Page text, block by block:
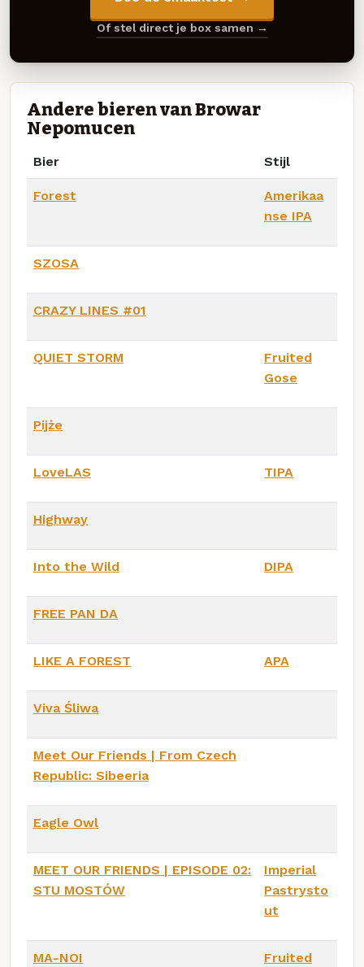
Of stel direct je box samen →
Andere bieren van Browar
Nepomucen
Bier Stijl
Forest
Amerikaa
nse IPA
SZOSA
CRAZY LINES #01
QUIET STORM
Fruited
Gose
Pijże
LoveLAS TIPA
Highway
Into the Wild DIPA
FREE PAN DA
LIKE A FOREST APA
Viva Śliwa
Meet Our Friends | From Czech
Republic: Sibeeria
Eagle Owl
MEET OUR FRIENDS | EPISODE 02:
STU MOSTÓW
Imperial
Pastrysto
ut
MA-NOI
Fruited